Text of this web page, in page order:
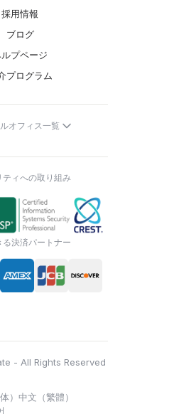
採用情報
ブログ
プページ
プログラム
オフィス一覧
ティへの取り組み
る決済パートナー
- All Rights Reserved
） 中文（繁體）